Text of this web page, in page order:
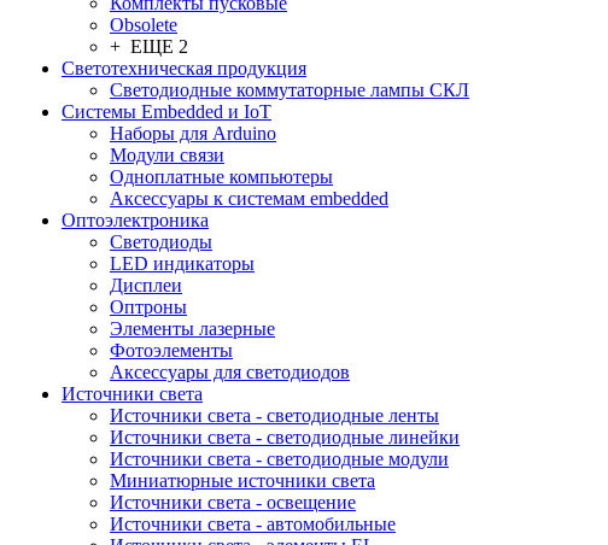
Obsolete
+ ЕЩЕ 2
Светотехническая продукция
Светодиодные коммутаторные лампы СКЛ
Системы Embedded и IoT
Наборы для Arduino
Модули связи
Одноплатные компьютеры
Аксессуары к системам embedded
Oптоэлектроника
Светодиоды
LED индикаторы
Дисплеи
Оптроны
Элементы лазерные
Фотоэлементы
Аксессуары для светодиодов
Источники света
Источники света - светодиодные ленты
Источники света - светодиодные линейки
Источники света - светодиодные модули
Миниатюрные источники света
Источники света - освещение
Источники света - автомобильные